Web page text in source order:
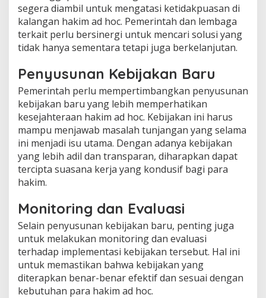
segera diambil untuk mengatasi ketidakpuasan di
kalangan hakim ad hoc. Pemerintah dan lembaga
terkait perlu bersinergi untuk mencari solusi yang
tidak hanya sementara tetapi juga berkelanjutan.
Penyusunan Kebijakan Baru
Pemerintah perlu mempertimbangkan penyusunan
kebijakan baru yang lebih memperhatikan
kesejahteraan hakim ad hoc. Kebijakan ini harus
mampu menjawab masalah tunjangan yang selama
ini menjadi isu utama. Dengan adanya kebijakan
yang lebih adil dan transparan, diharapkan dapat
tercipta suasana kerja yang kondusif bagi para
hakim.
Monitoring dan Evaluasi
Selain penyusunan kebijakan baru, penting juga
untuk melakukan monitoring dan evaluasi
terhadap implementasi kebijakan tersebut. Hal ini
untuk memastikan bahwa kebijakan yang
diterapkan benar-benar efektif dan sesuai dengan
kebutuhan para hakim ad hoc.